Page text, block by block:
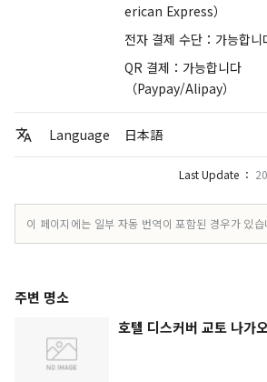
erican Express）
전자 결제 수단：가능합니
QR 결제：가능합니다
（Paypay/Alipay）
Language 日本語
Last Update ：
이 페이지에는 일부 자동 번역이 포함된 경우가 있습
주변 명소
호텔 디스커버 교토 나가